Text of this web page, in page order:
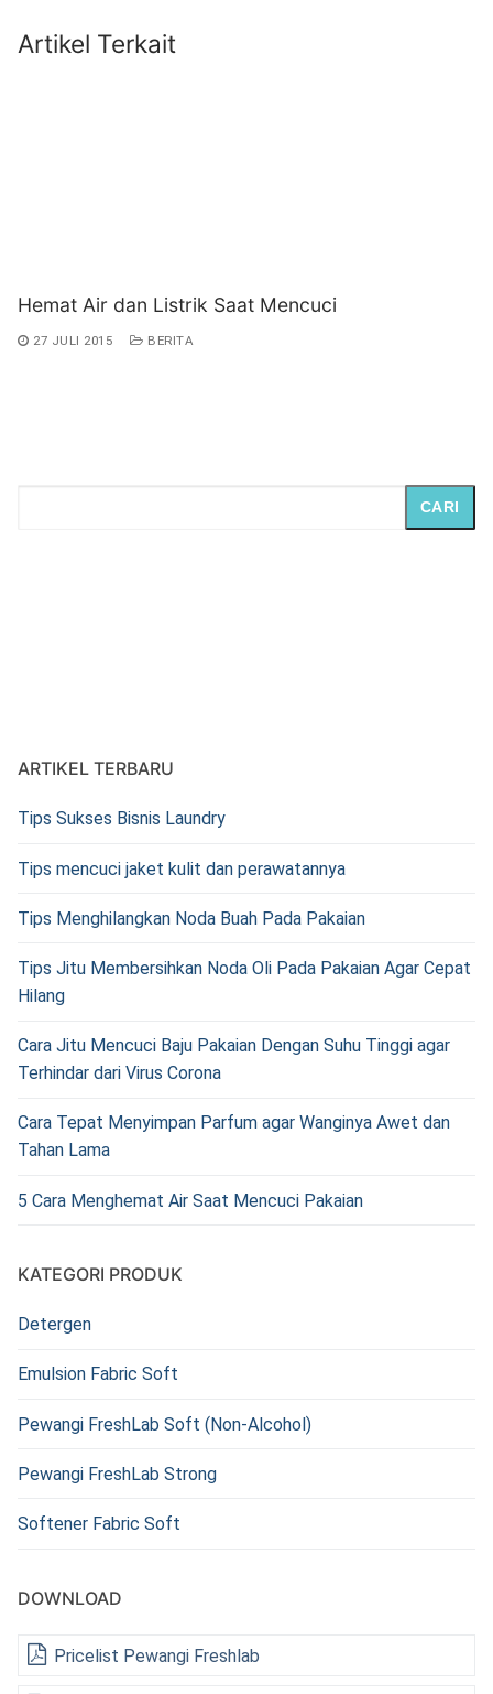
Artikel Terkait
Hemat Air dan Listrik Saat Mencuci
27 JULI 2015 BERITA
CARI
ARTIKEL TERBARU
Tips Sukses Bisnis Laundry
Tips mencuci jaket kulit dan perawatannya
Tips Menghilangkan Noda Buah Pada Pakaian
Tips Jitu Membersihkan Noda Oli Pada Pakaian Agar Cepat
Hilang
Cara Jitu Mencuci Baju Pakaian Dengan Suhu Tinggi agar
Terhindar dari Virus Corona
Cara Tepat Menyimpan Parfum agar Wanginya Awet dan
Tahan Lama
5 Cara Menghemat Air Saat Mencuci Pakaian
KATEGORI PRODUK
Detergen
Emulsion Fabric Soft
Pewangi FreshLab Soft (Non-Alcohol)
Pewangi FreshLab Strong
Softener Fabric Soft
DOWNLOAD
Pricelist Pewangi Freshlab